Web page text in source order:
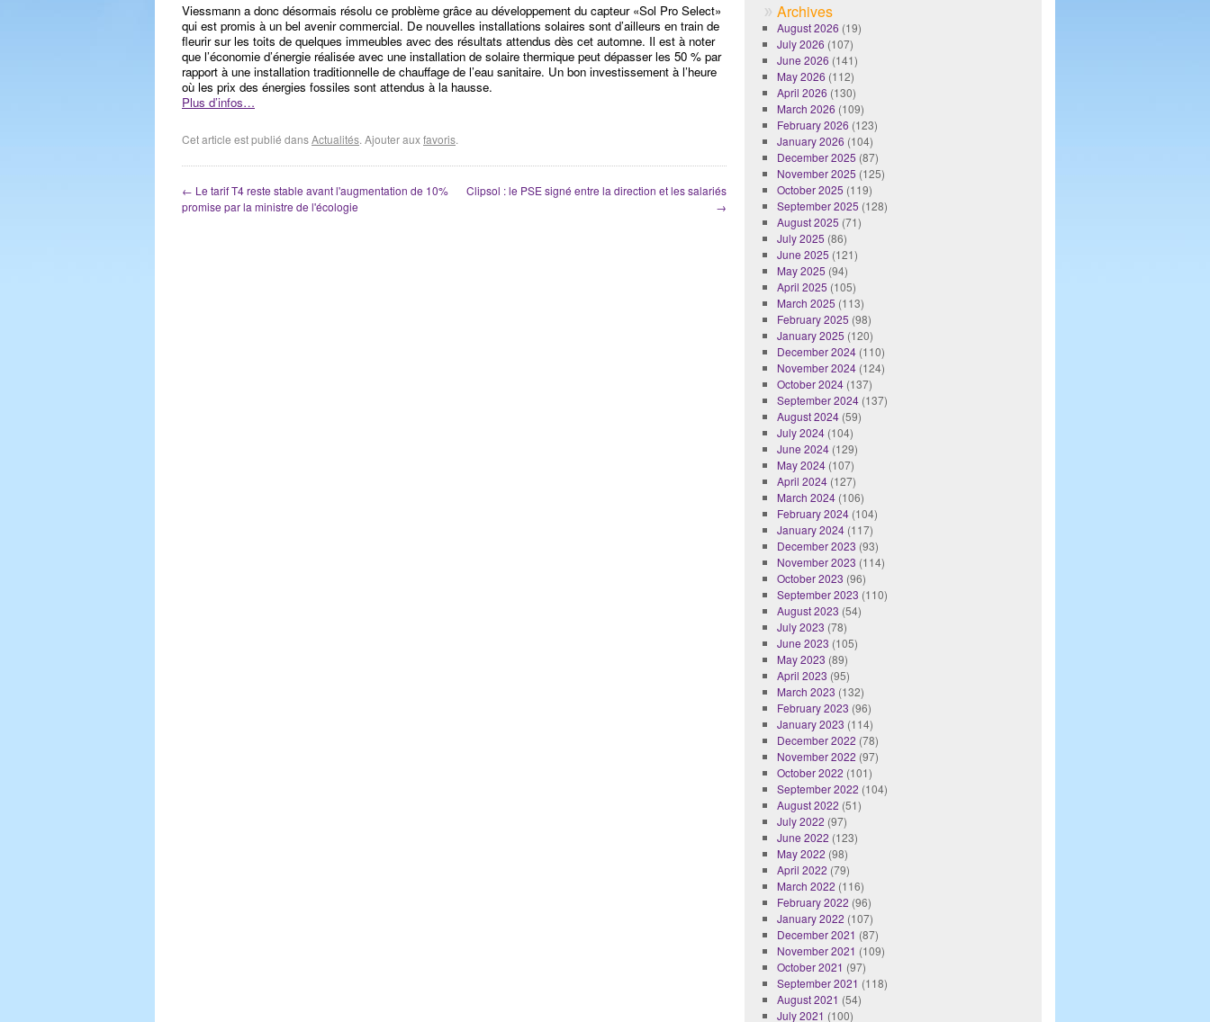
Viessmann a donc désormais résolu ce problème grâce au développement du capteur «Sol Pro Select»
qui est promis à un bel avenir commercial. De nouvelles installations solaires sont d’ailleurs en train de
fleurir sur les toits de quelques immeubles avec des résultats attendus dès cet automne. Il est à noter
que l’économie d’énergie réalisée avec une installation de solaire thermique peut dépasser les 50 % par
rapport à une installation traditionnelle de chauffage de l’eau sanitaire. Un bon investissement à l’heure
où les prix des énergies fossiles sont attendus à la hausse.
Plus d’infos…
Cet article est publié dansActualités. Ajouter auxfavoris.
← Le tarif T4 reste stable avant l'augmentation de 10%
promise par la ministre de l'écologie
Clipsol : le PSE signé entre la direction et les salariés
→
Archives
August 2026 (19)
July 2026 (107)
June 2026 (141)
May 2026 (112)
April 2026 (130)
March 2026 (109)
February 2026 (123)
January 2026 (104)
December 2025 (87)
November 2025 (125)
October 2025 (119)
September 2025 (128)
August 2025 (71)
July 2025 (86)
June 2025 (121)
May 2025 (94)
April 2025 (105)
March 2025 (113)
February 2025 (98)
January 2025 (120)
December 2024(110)
November 2024(124)
October 2024(137)
September 2024(137)
August 2024(59)
July 2024(104)
June 2024(129)
May 2024(107)
April 2024(127)
March 2024(106)
February 2024(104)
January 2024(117)
December 2023 (93)
November 2023 (114)
October 2023 (96)
September 2023 (110)
August 2023 (54)
July 2023 (78)
June 2023 (105)
May 2023 (89)
April 2023 (95)
March 2023 (132)
February 2023 (96)
January 2023 (114)
December 2022 (78)
November 2022 (97)
October 2022 (101)
September 2022 (104)
August 2022 (51)
July 2022 (97)
June 2022 (123)
May 2022 (98)
April 2022 (79)
March 2022 (116)
February 2022 (96)
January 2022 (107)
December 2021 (87)
November 2021 (109)
October 2021 (97)
September 2021 (118)
August 2021 (54)
July 2021 (100)